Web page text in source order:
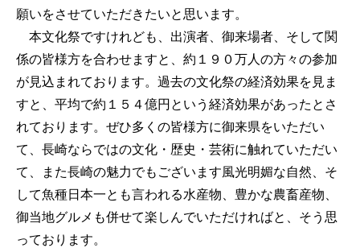
願いをさせていただきたいと思います。
本文化祭ですけれども、出演者、御来場者、そして関
係の皆様方を合わせますと、約１９０万人の方々の参加
が見込まれております。過去の文化祭の経済効果を見ま
すと、平均で約１５４億円という経済効果があったとさ
れております。ぜひ多くの皆様方に御来県をいただい
て、長崎ならではの文化・歴史・芸術に触れていただい
て、また長崎の魅力でもございます風光明媚な自然、そ
して魚種日本一とも言われる水産物、豊かな農畜産物、
御当地グルメも併せて楽しんでいただければと、そう思
っております。